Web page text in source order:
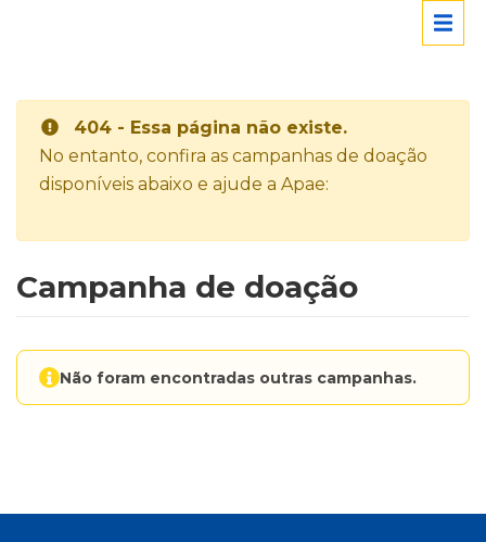
404 - Essa página não existe.
No entanto, confira as campanhas de doação
disponíveis abaixo e ajude a Apae:
Campanha de doação
Não foram encontradas outras campanhas.